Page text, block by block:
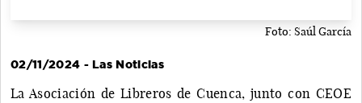
Foto: Saúl García
02/11/2024 - Las Noticias
La Asociación de Libreros de Cuenca, junto con CEOE